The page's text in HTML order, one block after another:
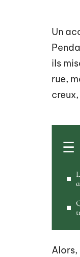
Un
ils
rue,
Alors,